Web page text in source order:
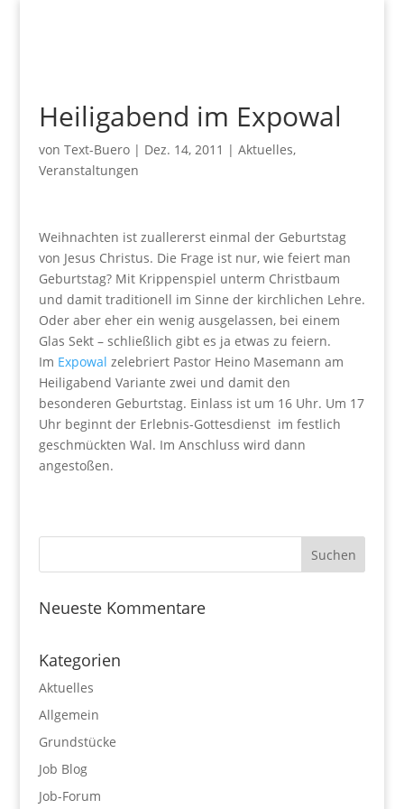
Heiligabend im Expowal
von Text-Buero| Dez. 14, 2011 | Aktuelles,
Veranstaltungen
Weihnachten ist zuallererst einmal der Geburtstag
von Jesus Christus. Die Frage ist nur, wie feiert man
Geburtstag? Mit Krippenspiel unterm Christbaum
und damit traditionell im Sinne der kirchlichen Lehre.
Oder aber eher ein wenig ausgelassen, bei einem
Glas Sekt – schließlich gibt es ja etwas zu feiern.
Im Expowal zelebriert Pastor Heino Masemann am
Heiligabend Variante zwei und damit den
besonderen Geburtstag. Einlass ist um 16 Uhr. Um 17
Uhr beginnt der Erlebnis-Gottesdienst im festlich
geschmückten Wal. Im Anschluss wird dann
angestoßen.
Neueste Kommentare
Kategorien
Aktuelles
Allgemein
Grundstücke
Job Blog
Job-Forum